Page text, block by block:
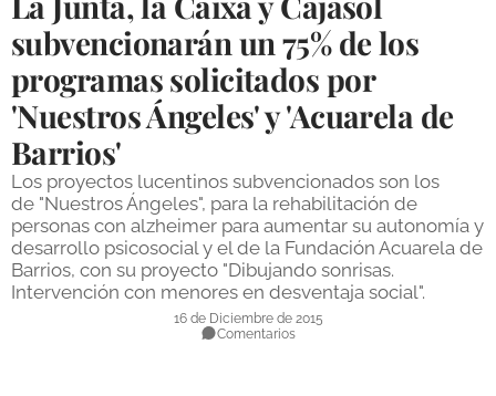
DEPORTES
DEPORTE BASE
OPINIÓN
VENTANA CIUDADANA
CÓRDOBA
PROVINCIA
subvencionarán un 75% de los
programas solicitados por
'Nuestros Ángeles' y 'Acuarela de
Barrios'
Los proyectos lucentinos subvencionados son los
de "Nuestros Ángeles", para la rehabilitación de
personas con alzheimer para aumentar su autonomía y
desarrollo psicosocial y el de la Fundación Acuarela de
Barrios, con su proyecto "Dibujando sonrisas.
Intervención con menores en desventaja social".
16 de Diciembre de 2015
Comentarios